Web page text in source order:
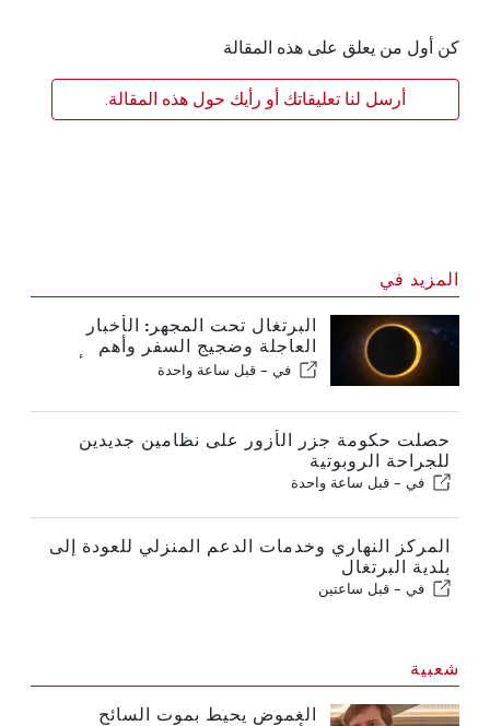
كن أول من يعلق على هذه المقالة
أرسل لنا تعليقاتك أو رأيك حول هذه المقالة.
المزيد في
البرتغال تحت المجهر: الأخبار
العاجلة وضجيج السفر وأهم
القصص التي تتصدر عناوين الأخبار
في - قبل ساعة واحدة
حصلت حكومة جزر الأزور على نظامين جديدين
للجراحة الروبوتية
في - قبل ساعة واحدة
المركز النهاري وخدمات الدعم المنزلي للعودة إلى
بلدية البرتغال
في - قبل ساعتين
شعبية
الغموض يحيط بموت السائح